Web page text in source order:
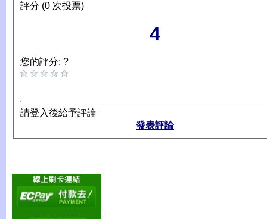
評分 (0 次投票)
4
您的評分: ?
請登入後給予評論
發表評論